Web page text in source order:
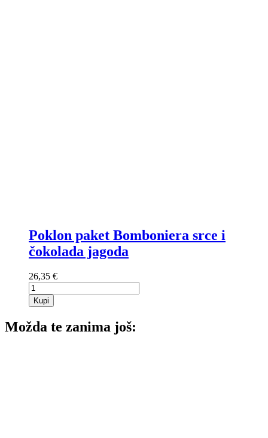
Poklon paket Bomboniera srce i
čokolada jagoda
26,35 €
Kupi
Možda te zanima još: